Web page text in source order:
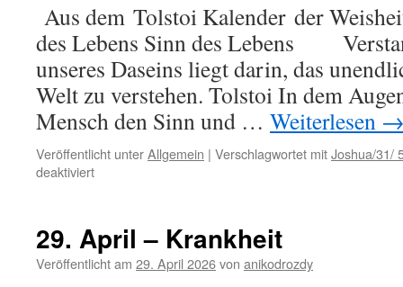
Aus dem Tolstoi Kalender der
des Lebens Sinn des Lebens
unseres Daseins liegt darin, das
Welt zu verstehen. Tolstoi In dem
Mensch den Sinn und … Weiterlesen
Veröffentlicht unterAllgemein | Verschlagwortet mitJoshua/31/
deaktiviertfür
Sinn
des
29. April – Krankheit
Veröffentlicht am 29. April 2026von anikodrozdy